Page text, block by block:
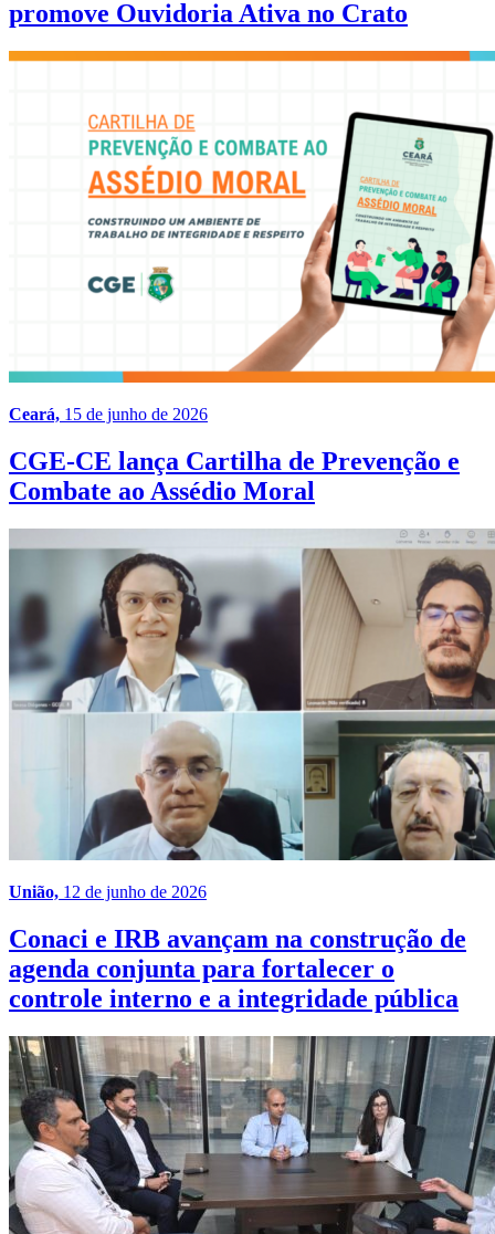
promove Ouvidoria Ativa no Crato
Ceará, 15 de junho de 2026
CGE-CE lança Cartilha de Prevenção e
Combate ao Assédio Moral
União, 12 de junho de 2026
Conaci e IRB avançam na construção de
agenda conjunta para fortalecer o
controle interno e a integridade pública